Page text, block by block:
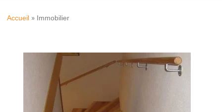
Accueil » Immobilier